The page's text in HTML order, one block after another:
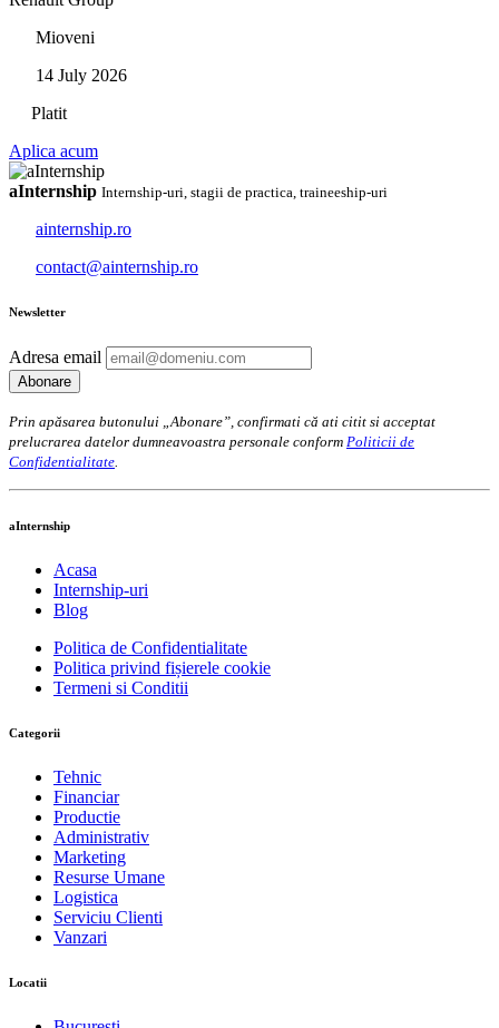
Mioveni
14 July 2026
Platit
Aplica acum
aInternship Internship-uri, stagii de practica, traineeship-uri
ainternship.ro
contact@ainternship.ro
Newsletter
Adresa email
Prin apăsarea butonului „Abonare”, confirmati că ati citit si acceptat
prelucrarea datelor dumneavoastra personale conform Politicii de
Confidentialitate
aInternship
Acasa
Internship-uri
Blog
Politica de Confidentialitate
Politica privind fișierele cookie
Termeni si Conditii
Categorii
Tehnic
Financiar
Productie
Administrativ
Marketing
Resurse Umane
Logistica
Serviciu Clienti
Vanzari
Locatii